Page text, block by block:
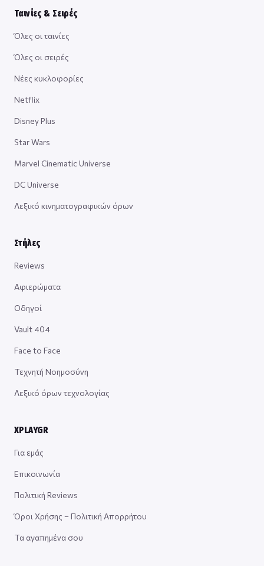
Ταινίες & Σειρές
Όλες οι ταινίες
Όλες οι σειρές
Νέες κυκλοφορίες
Netflix
Disney Plus
Star Wars
Marvel Cinematic Universe
DC Universe
Λεξικό κινηματογραφικών όρων
Στήλες
Reviews
Αφιερώματα
Οδηγοί
Vault 404
Face to Face
Τεχνητή Νοημοσύνη
Λεξικό όρων τεχνολογίας
XPLAYGR
Για εμάς
Επικοινωνία
Πολιτική Reviews
Όροι Χρήσης – Πολιτική Απορρήτου
Τα αγαπημένα σου